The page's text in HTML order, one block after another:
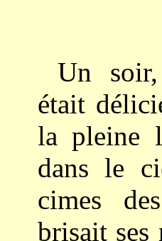
Un
était
la pleine
dans le
cimes
brisait ses